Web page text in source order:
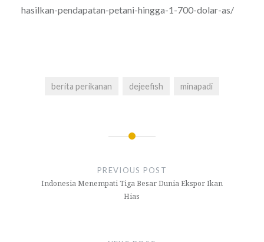
hasilkan-pendapatan-petani-hingga-1-700-dolar-as/
berita perikanan dejeefish minapadi
PREVIOUS POST
Indonesia Menempati Tiga Besar Dunia Ekspor Ikan
Hias